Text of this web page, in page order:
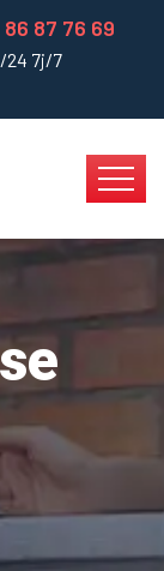
86 87 76 69
24 7j/7